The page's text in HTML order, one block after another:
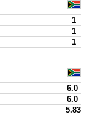
1
1
1
6.0
6.0
5.83